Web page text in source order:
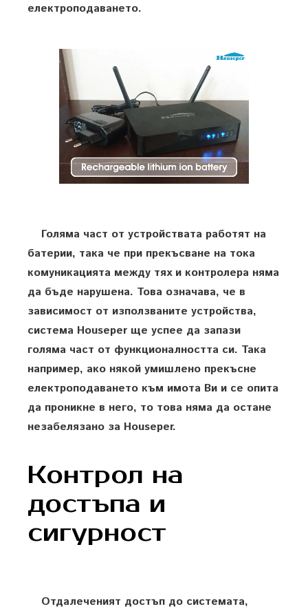
електроподаването.
Голяма част от устройствата работят на
батерии, така че при прекъсване на тока
комуникацията между тях и контролера няма
да бъде нарушена. Това означава, че в
зависимост от използваните устройства,
система Houseper ще успее да запази
голяма част от функционалността си. Така
например, ако някой умишлено прекъсне
електроподаването към имота Ви и се опита
да проникне в него, то това няма да остане
незабелязано за Houseper.
Контрол на
достъпа и
сигурност
Отдалеченият достъп до системата,